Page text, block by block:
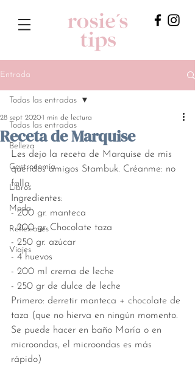
Entrada
Todas las entradas
Belleza
Gastronomía
Libros
Moda
Reflexiones
Viajes
Todas las entradas
Receta de Marquise
28 sept 20201 min de lectura
Les dejo la receta de Marquise de mis
queridos amigos Stambuk. Créanme: no
falla.
Ingredientes:
- 200 gr. manteca
- 200 gr. Chocolate taza
- 250 gr. azúcar
- 4 huevos
- 200 ml crema de leche
- 250 gr de dulce de leche
Primero: derretir manteca + chocolate de
taza (que no hierva en ningún momento.
Se puede hacer en baño María o en
microondas, el microondas es más
rápido)